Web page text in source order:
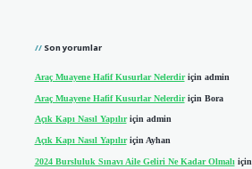
Son yorumlar
Araç Muayene Hafif Kusurlar Nelerdiriçin admin
Araç Muayene Hafif Kusurlar Nelerdiriçin Bora
Açık Kapı Nasıl Yapılıriçin admin
Açık Kapı Nasıl Yapılıriçin Ayhan
2024 Bursluluk Sınavı Aile Geliri Ne Kadar Olmalıiçin